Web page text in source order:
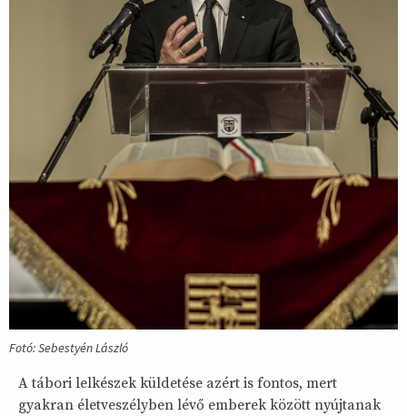
Fotó: Sebestyén László
A tábori lelkészek küldetése azért is fontos, mert
gyakran életveszélyben lévő emberek között nyújtanak